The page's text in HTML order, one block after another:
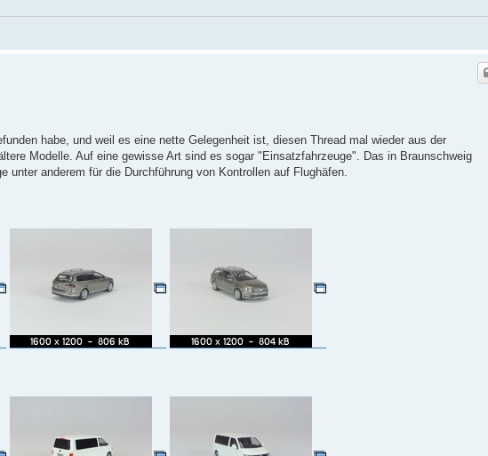
habe, und weil es eine nette Gelegenheit ist, diesen Thread mal wieder aus der
Modelle. Auf eine gewisse Art sind es sogar "Einsatzfahrzeuge". Das in Braunschweig
anderem für die Durchführung von Kontrollen auf Flughäfen.